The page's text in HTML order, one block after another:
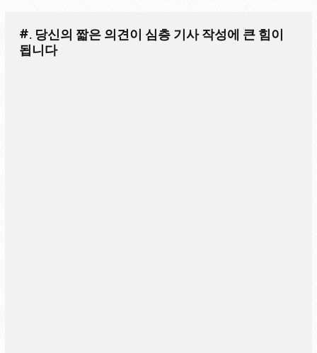
#. 당신의 짧은 의견이 심층 기사 작성에 큰 힘이
됩니다